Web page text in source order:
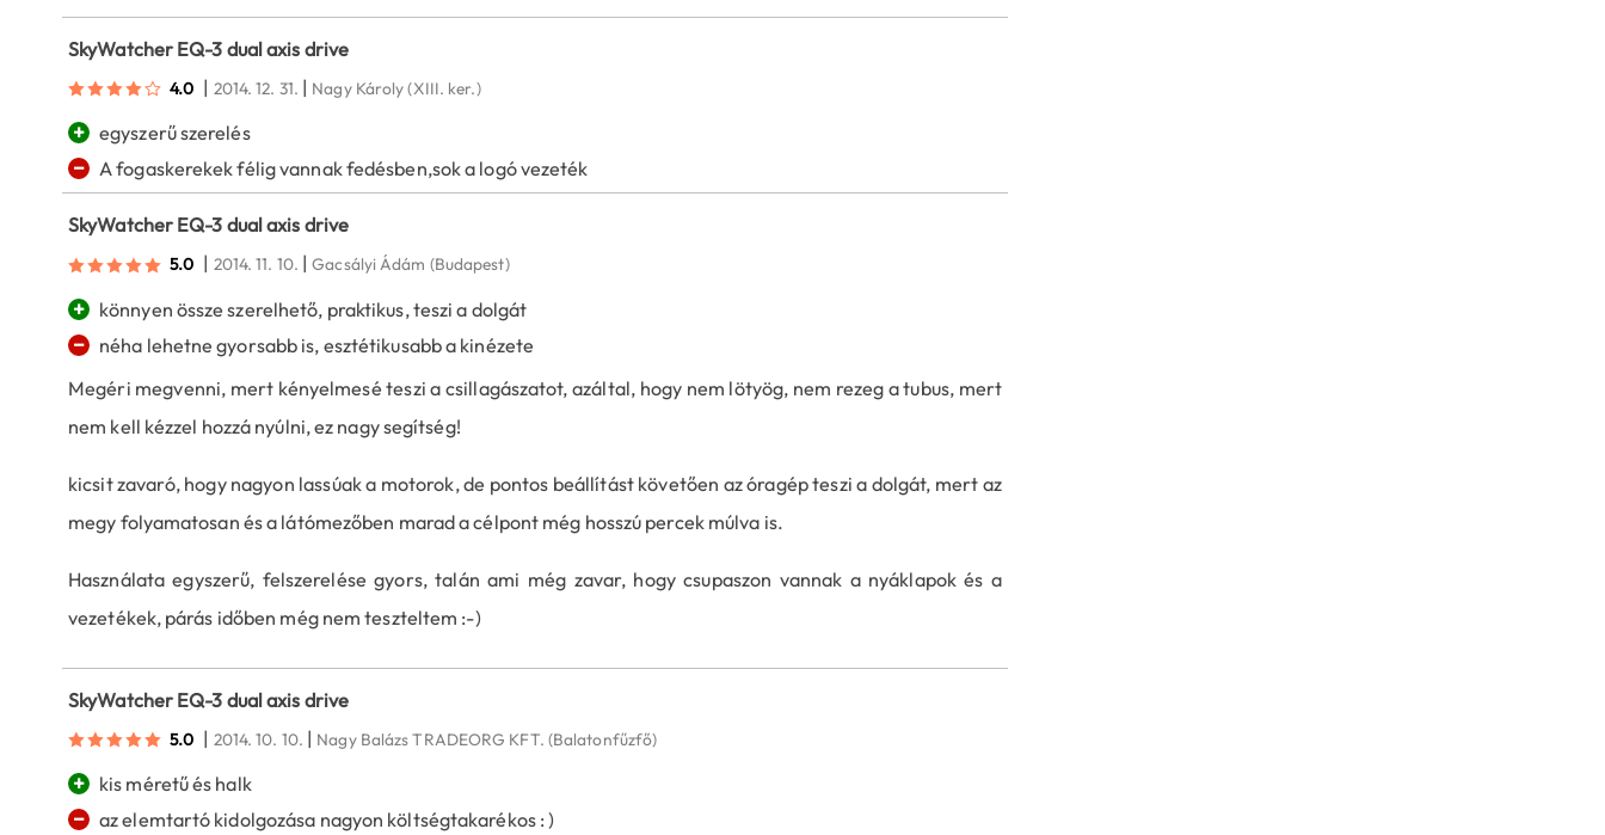
SkyWatcher EQ-3 dual axis drive
4.0 | 2014. 12. 31. | Nagy Károly(XIII. ker.)
+ egyszerű szerelés
− A fogaskerekek félig vannak fedésben,sok a logó vezeték
SkyWatcher EQ-3 dual axis drive
5.0 | 2014. 11. 10. |Gacsályi Ádám (Budapest)
+ könnyen össze szerelhető, praktikus, teszi a dolgát
−
néha lehetne gyorsabb is, esztétikusabb a kinézete
Megéri megvenni, mert kényelmesé teszi a csillagászatot, azáltal, hogy nem lötyög, nem rezeg a tubus, mert
nem kell kézzel hozzá nyúlni, ez nagy segítség!
kicsit zavaró, hogy nagyon lassúak a motorok, de pontos beállítást követően az óragép teszi a dolgát, mert az
megy folyamatosan és a látómezőben marad a célpont még hosszú percek múlva is.
Használata egyszerű, felszerelése gyors, talán ami még zavar, hogy csupaszon vannak a nyáklapok és a
vezetékek, párás időben még nem teszteltem :-)
SkyWatcher EQ-3 dual axis drive
5.0 | 2014. 10. 10. | Nagy Balázs TRADEORG KFT. (Balatonfűzfő)
+ kis méretű és halk
− az elemtartó kidolgozása nagyon költségtakarékos : )